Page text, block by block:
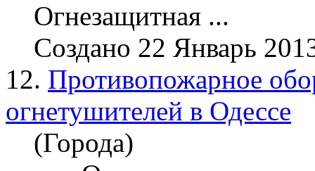
Огнезащитная ...
Создано 22 Январь
12. Противопожарное
огнетушителей в Одессе
(Города)